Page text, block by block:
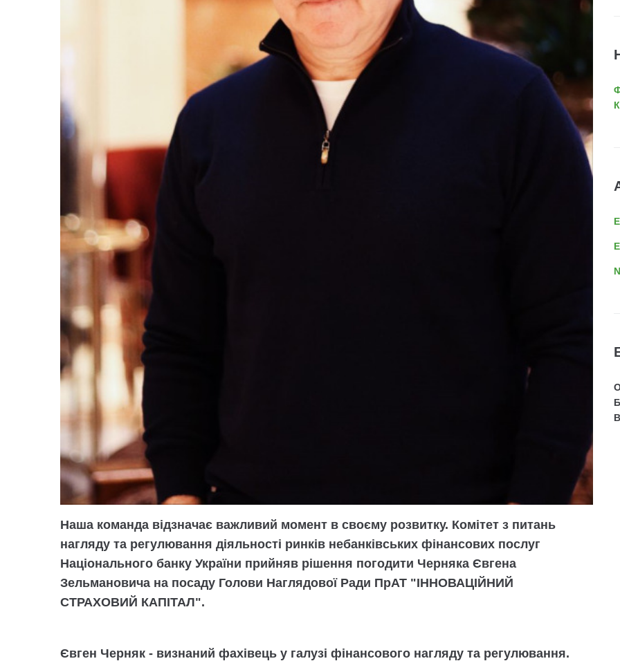
Наша команда відзначає важливий момент в своєму розвитку. Комітет з питань
нагляду та регулювання діяльності ринків небанківських фінансових послуг
Національного банку України прийняв рішення погодити Черняка Євгена
Зельмановича на посаду Голови Наглядової Ради ПрАТ "ІННОВАЦІЙНИЙ
СТРАХОВИЙ КАПІТАЛ".
Євген Черняк - визнаний фахівець у галузі фінансового нагляду та регулювання.